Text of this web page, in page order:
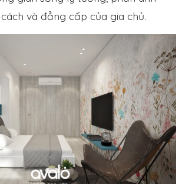
và đẳng cấp của gia chủ.